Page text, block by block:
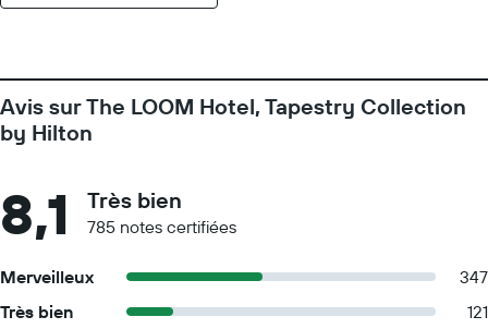
Avis sur The LOOM Hotel, Tapestry Collection
by Hilton
8,1 Très bien
785 notes certifiées
Merveilleux
347
Très bien
121